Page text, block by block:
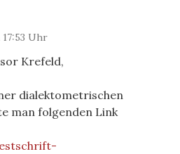
17:53 Uhr
Krefeld,
dialektometrischen
man folgenden Link